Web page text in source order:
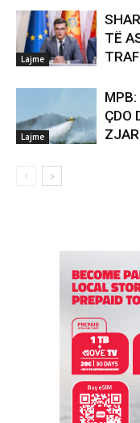
Lajme
TË
Lajme
MPB:
ÇDO